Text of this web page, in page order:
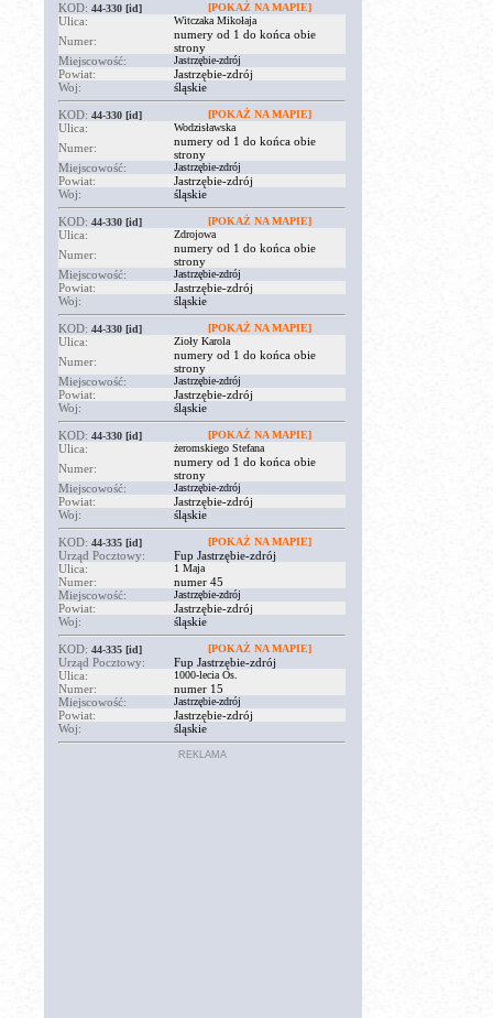
KOD: 44-330 [id] [POKAŻ NA MAPIE]
Ulica: Witczaka Mikołaja
Numer:
numery od 1 do końca obie
strony
Miejscowość:
Jastrzębie-zdrój
Powiat:
Jastrzębie-zdrój
Woj:
śląskie
KOD: 44-330 [id] [POKAŻ NA MAPIE]
Ulica: Wodzisławska
Numer:
numery od 1 do końca obie
strony
Miejscowość:
Jastrzębie-zdrój
Powiat:
Jastrzębie-zdrój
Woj:
śląskie
KOD: 44-330 [id] [POKAŻ NA MAPIE]
Ulica: Zdrojowa
Numer:
numery od 1 do końca obie
strony
Miejscowość:
Jastrzębie-zdrój
Powiat:
Jastrzębie-zdrój
Woj:
śląskie
KOD: 44-330 [id] [POKAŻ NA MAPIE]
Ulica: Zioły Karola
Numer:
numery od 1 do końca obie
strony
Miejscowość:
Jastrzębie-zdrój
Powiat:
Jastrzębie-zdrój
Woj:
śląskie
KOD: 44-330 [id] [POKAŻ NA MAPIE]
Ulica: żeromskiego Stefana
Numer:
numery od 1 do końca obie
strony
Miejscowość:
Jastrzębie-zdrój
Powiat:
Jastrzębie-zdrój
Woj:
śląskie
KOD: 44-335 [id] [POKAŻ NA MAPIE]
Urząd Pocztowy:
Fup Jastrzębie-zdrój
Ulica:
1 Maja
Numer:
numer 45
Miejscowość:
Jastrzębie-zdrój
Powiat:
Jastrzębie-zdrój
Woj:
śląskie
KOD: 44-335 [id] [POKAŻ NA MAPIE]
Urząd Pocztowy:
Fup Jastrzębie-zdrój
Ulica:
1000-lecia Os.
Numer:
numer 15
Miejscowość:
Jastrzębie-zdrój
Powiat:
Jastrzębie-zdrój
Woj:
śląskie
REKLAMA